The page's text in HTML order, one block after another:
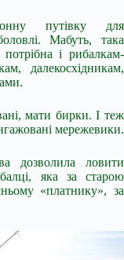
путівку для
Мабуть, така
і рибалкам-
далекосхідникам,
мати бирки. І теж
мережевики.
дозволила ловити
яка за старою
«платнику», за